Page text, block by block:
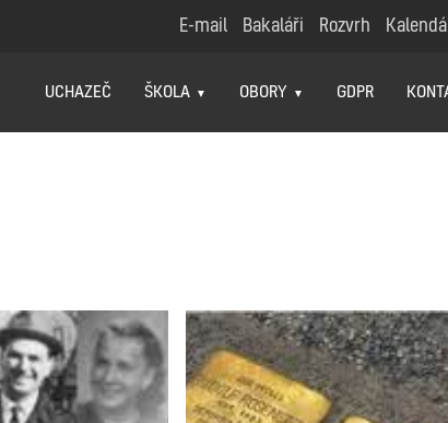
E-mail Bakaláři Rozvrh
UCHAZEČ ŠKOLA OBORY GDPR